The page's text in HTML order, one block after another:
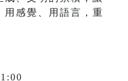
用感覺、用語言，重